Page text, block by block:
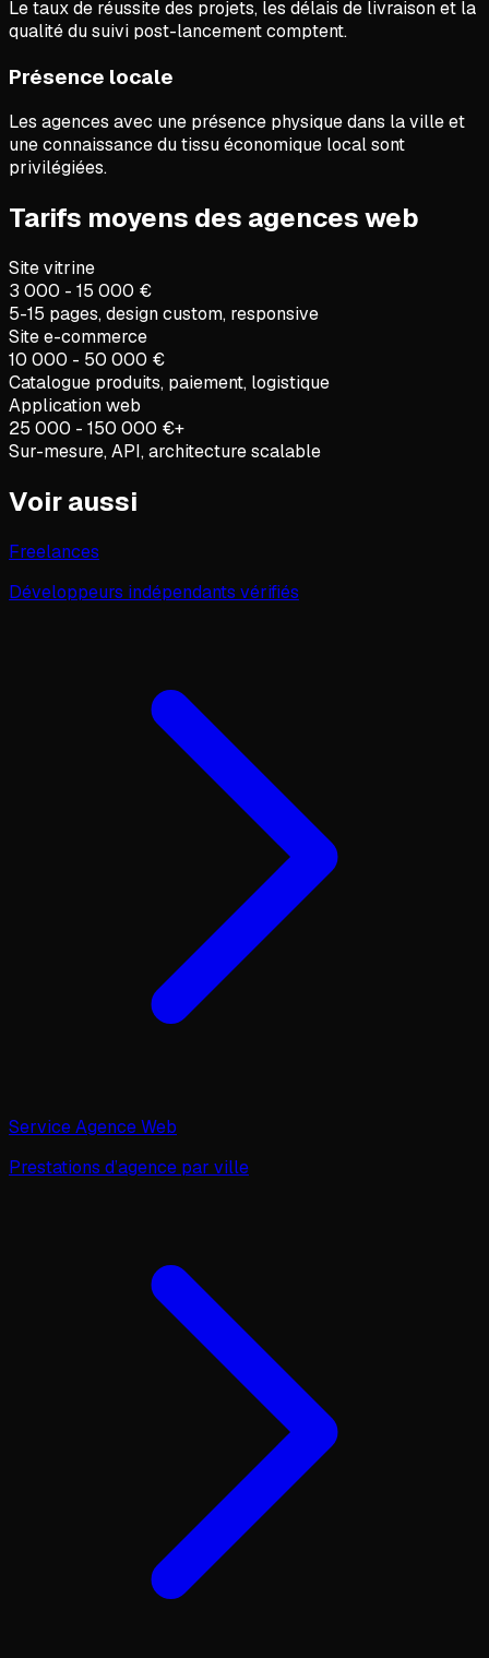
Le taux de réussite des projets, les délais de livraison et la
qualité du suivi post-lancement comptent.
Présence locale
Les agences avec une présence physique dans la ville et
une connaissance du tissu économique local sont
privilégiées.
Tarifs moyens des agences web
Site vitrine
3 000 - 15 000 €
5-15 pages, design custom, responsive
Site e-commerce
10 000 - 50 000 €
Catalogue produits, paiement, logistique
Application web
25 000 - 150 000 €+
Sur-mesure, API, architecture scalable
Voir aussi
Freelances
Développeurs indépendants vérifiés
Service Agence Web
Prestations d’agence par ville